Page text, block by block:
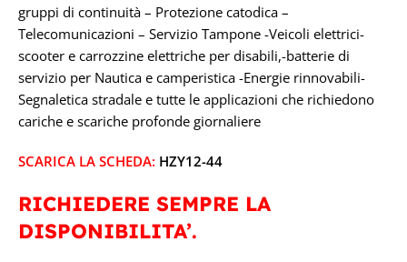
gruppi di continuità – Protezione catodica –
Telecomunicazioni – Servizio Tampone -Veicoli elettrici-
scooter e carrozzine elettriche per disabili,-batterie di
servizio per Nautica e camperistica -Energie rinnovabili-
Segnaletica stradale e tutte le applicazioni che richiedono
cariche e scariche profonde giornaliere
SCARICA LA SCHEDA: HZY12-44
RICHIEDERE SEMPRE LA
DISPONIBILITA’.